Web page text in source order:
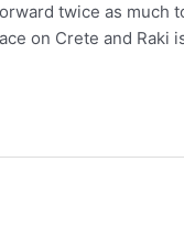
twice as
on Crete and